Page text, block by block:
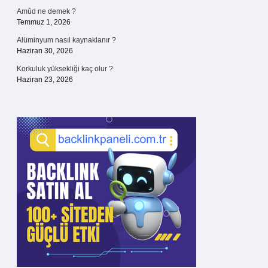
Amûd ne demek ?
Temmuz 1, 2026
Alüminyum nasıl kaynaklanır ?
Haziran 30, 2026
Korkuluk yüksekliği kaç olur ?
Haziran 23, 2026